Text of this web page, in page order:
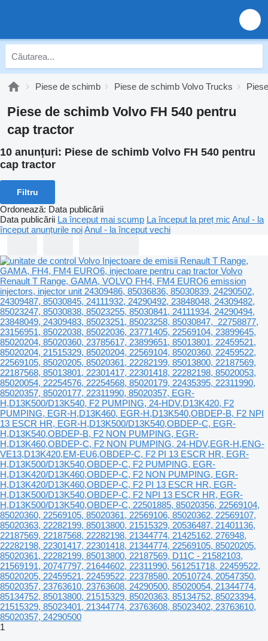
Piese de schimb Piese de schimb Volvo Trucks
Piese de schimb Volvo FH 540 pentru
cap tractor
10 anunțuri: Piese de schimb Volvo FH 540 pentru
cap tractor
Filtru
Ordonează: Data publicării
Data publicării La început mai scump La început la preț mic Anul - la
început anunțurile noiAnul - la început vechi
1